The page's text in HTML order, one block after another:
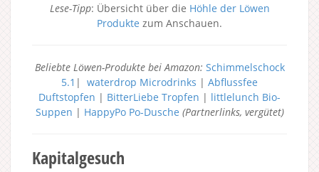
Lese-Tipp: Übersicht über die Höhle der Löwen
Produkte zum Anschauen.
Beliebte Löwen-Produkte bei Amazon: Schimmelschock
5.1 | waterdrop Microdrinks | Abflussfee
Duftstopfen | BitterLiebe Tropfen | littlelunch Bio-
Suppen | HappyPo Po-Dusche (Partnerlinks, vergütet)
Kapitalgesuch